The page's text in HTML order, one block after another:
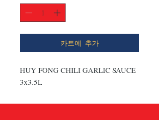
카트에 추가
HUY FONG CHILI GARLIC SAUCE
3x3.5L